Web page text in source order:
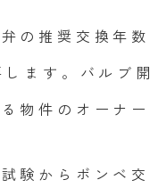
の推奨交換年
ます。バルブ
物件のオーナ
験からボンベ